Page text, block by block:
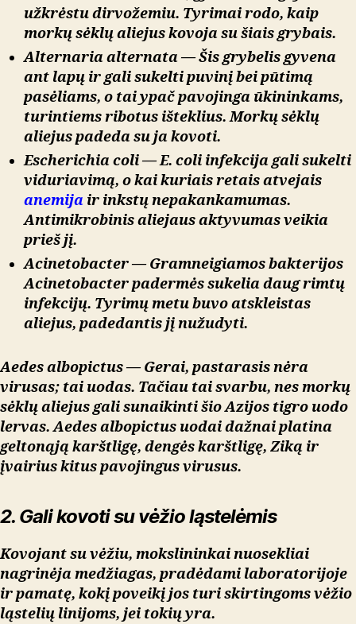
užkrėstu dirvožemiu. Tyrimai rodo, kaip
morkų sėklų aliejus kovoja su šiais grybais.
Alternaria alternata —Šis grybelis gyvena
ant lapų ir gali sukelti puvinį bei pūtimą
pasėliams, o tai ypač pavojinga ūkininkams,
turintiems ribotus išteklius. Morkų sėklų
aliejus padeda su ja kovoti.
Escherichia coli— E. coli infekcija gali sukelti
viduriavimą, o kai kuriais retais atvejais
anemija ir inkstų nepakankamumas.
Antimikrobinis aliejaus aktyvumas veikia
prieš jį.
Acinetobacter— Gramneigiamos bakterijos
Acinetobacter padermės sukelia daug rimtų
infekcijų. Tyrimų metu buvo atskleistas
aliejus, padedantis jį nužudyti.
Aedes albopictus— Gerai, pastarasis nėra
virusas; tai uodas. Tačiau tai svarbu, nes morkų
sėklų aliejus gali sunaikinti šio Azijos tigro uodo
lervas. Aedes albopictus uodai dažnai platina
geltonąją karštligę, dengės karštligę, Ziką ir
įvairius kitus pavojingus virusus.
2. Gali kovoti su vėžio ląstelėmis
Kovojant su vėžiu, mokslininkai nuosekliai
nagrinėja medžiagas, pradėdami laboratorijoje
ir pamatę, kokį poveikį jos turi skirtingoms vėžio
ląstelių linijoms, jei tokių yra.